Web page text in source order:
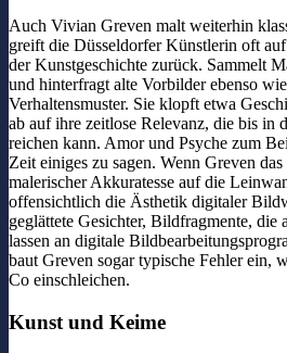
Auch Vivian Greven malt weiterhin
greift die Düsseldorfer Künstlerin oft
der Kunstgeschichte zurück. Sammelt
und hinterfragt alte Vorbilder ebenso
Verhaltensmuster. Sie klopft etwa
ab auf ihre zeitlose Relevanz, die bis in
reichen kann. Amor und Psyche zum
Zeit einiges zu sagen. Wenn Greven
malerischer Akkuratesse auf die
offensichtlich die Ästhetik digitaler
geglättete Gesichter, Bildfragmente, die
lassen an digitale
baut Greven sogar typische Fehler ein,
Co einschleichen.
Kunst und Keime